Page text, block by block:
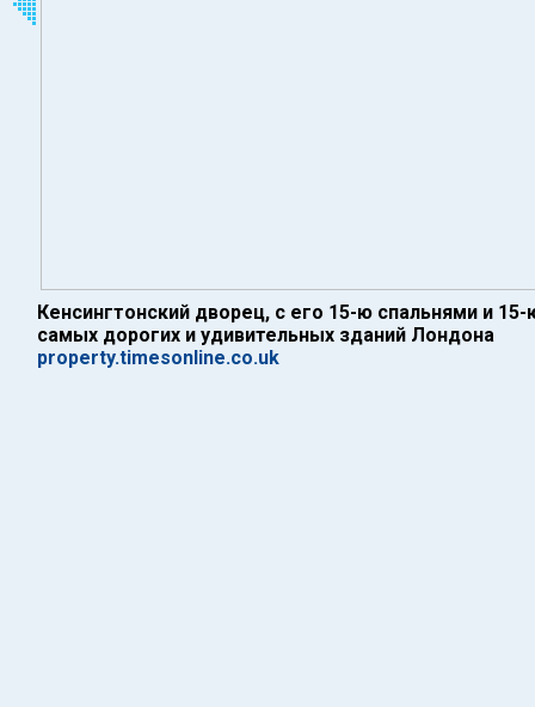
Кенсингтонский дворец, с его 15-ю спальнями и
самых дорогих и удивительных зданий Лондона
property.timesonline.co.uk